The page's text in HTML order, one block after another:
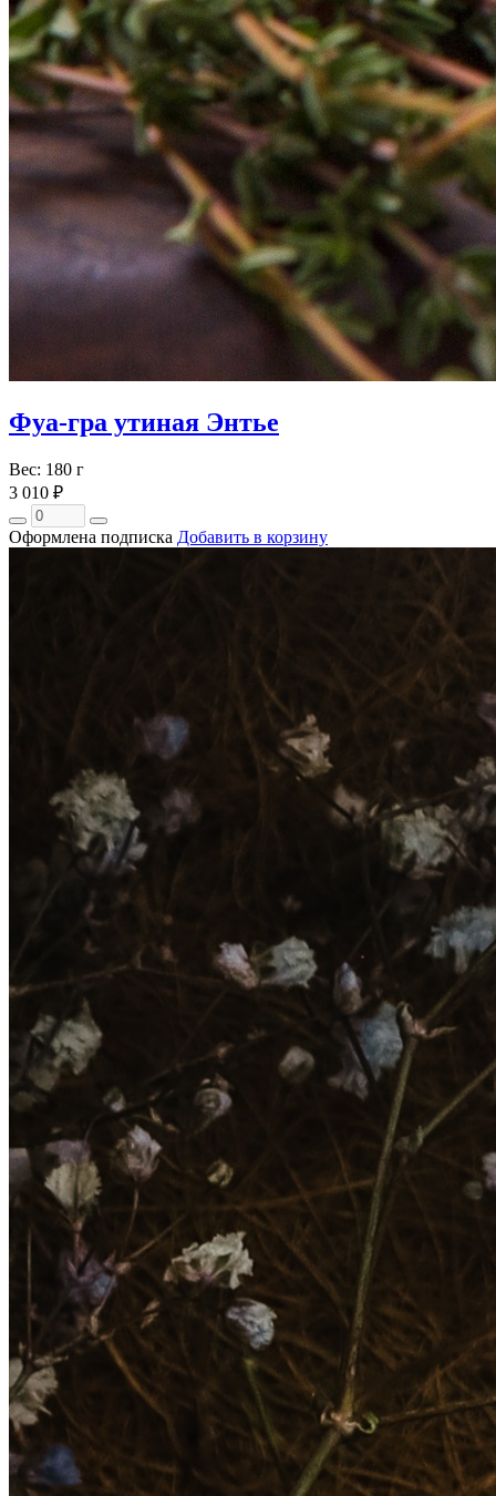
Фуа-гра утиная Энтье
Вес: 180 г
3 010 ₽
Оформлена подписка Добавить в корзину